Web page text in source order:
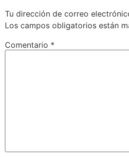
Tu dirección de correo
Los campos obligatorios están
Comentario *